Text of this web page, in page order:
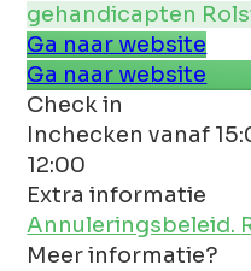
gehandicapten
Ga naar website
Ga naar website
Check in
Inchecken vanaf
12:00
Extra informatie
Annuleringsbeleid.
Meer informatie?